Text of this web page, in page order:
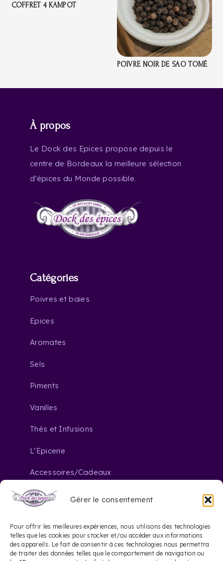
Gérer le consentement
Pour offrir les meilleures expériences, nous utilisons des technologies
telles que les cookies pour stocker et/ou accéder aux informations
des appareils. Le fait de consentir à ces technologies nous permettra
de traiter des données telles que le comportement de navigation ou
COFFRET 4 KAMPOT
POIVRE NOIR DE SAO TOMÉ
À propos
Le Dock des Epices propose depuis le
centre de Bordeaux la meilleure sélection
d’épices du Monde possible.
Catégories
Poivres et baies
Epices
Aromates
Sels
Piments
Vanilles
Thés et Infusions
L’Epicerie
Accessoires/Cadeaux
Nous contacter
mail_outline contact@dockdesepices.com